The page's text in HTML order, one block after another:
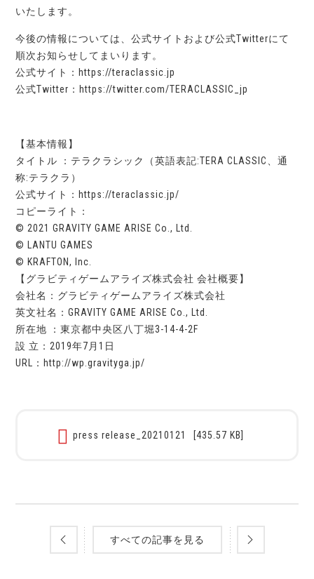
いたします。
今後の情報については、公式サイトおよび公式Twitterにて
順次お知らせしてまいります。
公式サイト：https://teraclassic.jp
公式Twitter：https://twitter.com/TERACLASSIC_jp
【基本情報】
タイトル ：テラクラシック（英語表記:TERA CLASSIC、通
称:テラクラ）
公式サイト：https://teraclassic.jp/
コピーライト：
© 2021 GRAVITY GAME ARISE Co., Ltd.
© LANTU GAMES
© KRAFTON, Inc.
【グラビティゲームアライズ株式会社 会社概要】
会社名：グラビティゲームアライズ株式会社
英文社名：GRAVITY GAME ARISE Co., Ltd.
所在地 ：東京都中央区八丁堀3-14-4-2F
設 立：2019年7月1日
URL：http://wp.gravityga.jp/
press release_20210121 [435.57 KB]
すべての記事を見る